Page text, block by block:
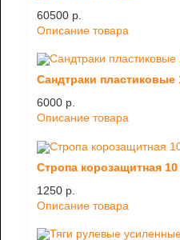
60500 p.
Описание товара
Сандтраки пластиковые
6000 p.
Описание товара
Стропа корозащитная
1250 p.
Описание товара